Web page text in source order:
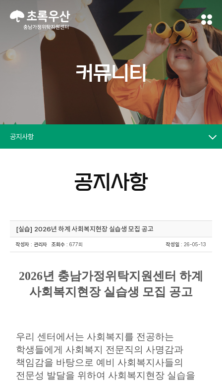
커뮤니티
공지사항
공지사항
[실습] 2026년 하계 사회복지현장 실습생 모집 공고
작성자 : 관리자 조회수 : 677회 작성일 : 26-05-13
2026년 충남가정위탁지원센터 하계
사회복지현장 실습생 모집 공고
우리 센터에서는 사회복지를 전공하는
학생들에게 사회복지 전문직의 사명감과
책임감을 바탕으로 예비 사회복지사들의
전문성 발달을 위하여 사회복지현장 실습을